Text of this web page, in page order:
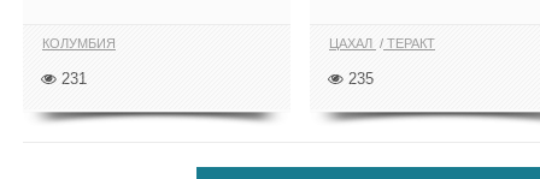
КОЛУМБИЯ
231
ЦАХАЛ ТЕРАКТ
235